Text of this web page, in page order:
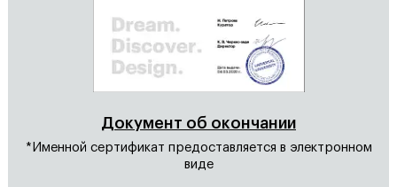
Документ об окончании
*Именной сертификат предоставляется в электронном
виде